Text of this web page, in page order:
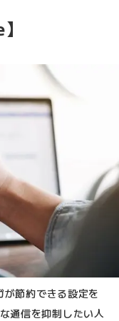
節約できる設定を
通信を抑制したい人